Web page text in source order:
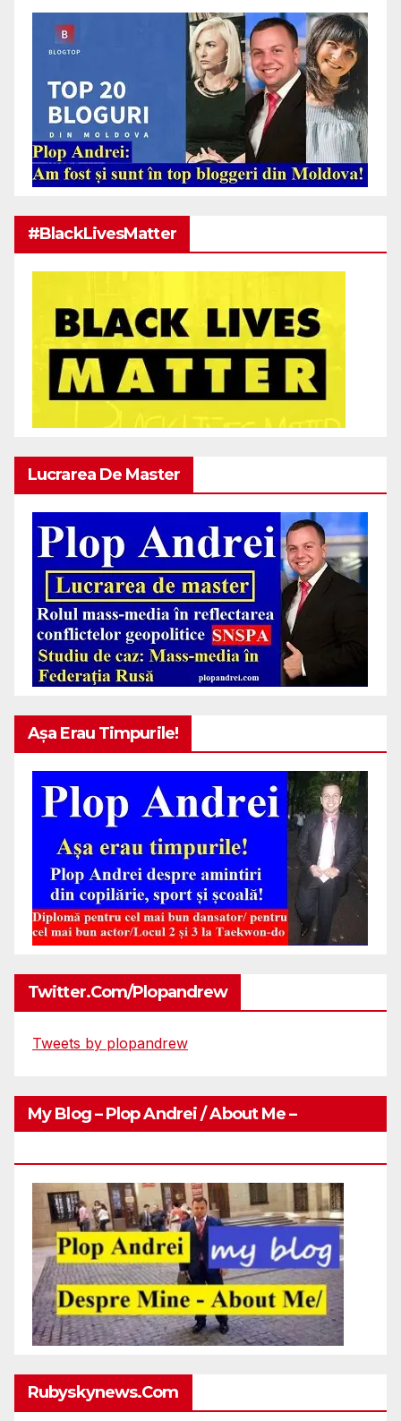
#BlackLivesMatter
Lucrarea De Master
Așa Erau Timpurile!
Twitter.com/plopandrew
Tweets by plopandrew
My Blog – Plop Andrei / About Me –
Rubyskynews.com